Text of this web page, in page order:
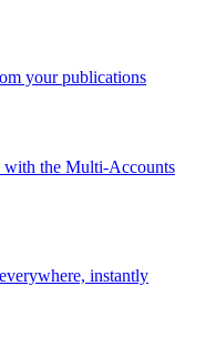
your publications
with the Multi-Accounts
instantly